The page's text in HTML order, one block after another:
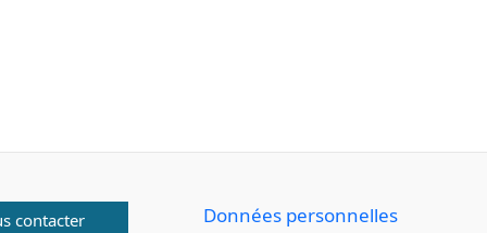
contacter Données personnelles